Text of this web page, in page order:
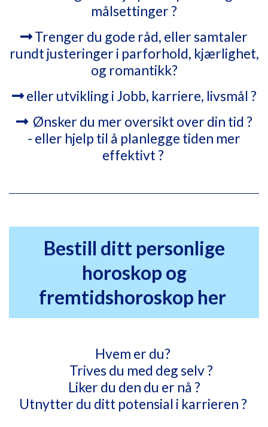
målsettinger ?
Trenger du gode råd, eller samtaler
rundt justeringer i parforhold, kjærlighet,
og romantikk?
eller utvikling i Jobb, karriere, livsmål ?
Ønsker du mer oversikt over din tid ?
- eller hjelp til å planlegge tiden mer
effektivt ?
Bestill ditt personlige
horoskop og
fremtidshoroskop her
Hvem er du?
Trives du med deg selv ?
Liker du den du er nå ?
Utnytter du ditt potensial i karrieren ?